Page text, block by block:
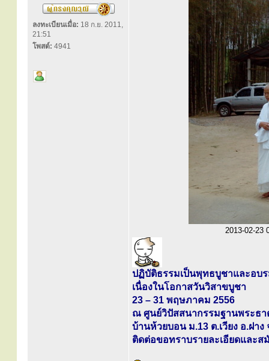
ลงทะเบียนเมื่อ: 18 ก.ย. 2011,
21:51
โพสต์: 4941
2013-02-23
ปฏิบัติธรรมเป็นพุทธบูชาและอบ
เนื่องในโอกาสวันวิสาขบูชา
23 – 31 พฤษภาคม 2556
ณ ศูนย์วิปัสสนากรรมฐานพระธา
บ้านห้วยบอน ม.13 ต.เวียง อ.ฝาง
ติดต่อขอทราบรายละเอียดและส